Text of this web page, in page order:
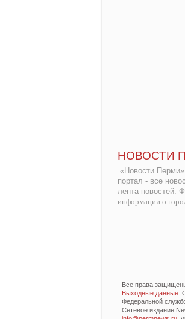
НОВОСТИ
«Новости
портал - все
лента новостей.
информации о
Все права
Выходные данные:
Федеральной
Сетевое издание